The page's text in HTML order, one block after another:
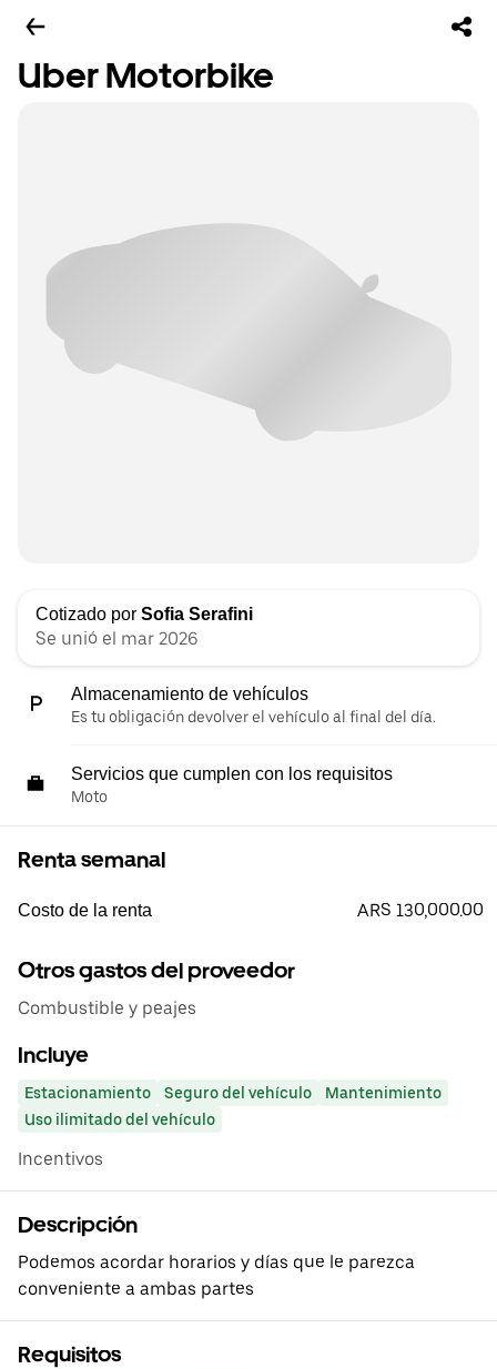
Uber Motorbike
Cotizado por Sofia Serafini
Se unió el mar 2026
Almacenamiento de vehículos
Es tu obligación devolver el vehículo al final del día.
Servicios que cumplen con los requisitos
Moto
Renta semanal
Costo de la renta ARS 130,000.00
Otros gastos del proveedor
Combustible y peajes
Incluye
Estacionamiento Seguro del vehículo
Mantenimiento
Uso ilimitado del vehículo
Incentivos
Descripción
Podemos acordar horarios y días que le parezca
conveniente a ambas partes
Requisitos